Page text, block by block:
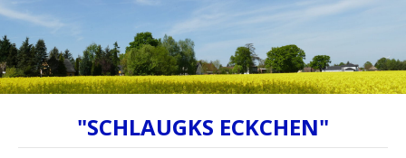
"SCHLAUGKS ECKCHEN"